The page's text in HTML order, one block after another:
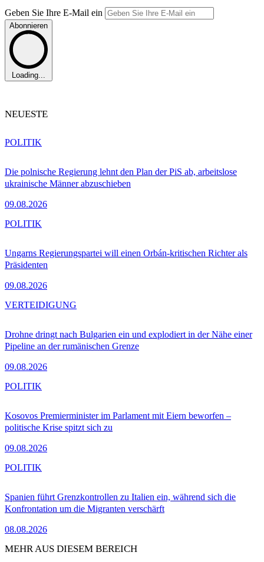
Geben Sie Ihre E-Mail ein
Abonnieren
Loading...
NEUESTE
Die polnische Regierung lehnt den Plan der PiS ab, arbeitslose
ukrainische Männer abzuschieben
09.08.2026
POLITIK
Ungarns Regierungspartei will einen Orbán-kritischen Richter als
Präsidenten
09.08.2026
POLITIK
Drohne dringt nach Bulgarien ein und explodiert in der Nähe einer
Pipeline an der rumänischen Grenze
09.08.2026
VERTEIDIGUNG
Kosovos Premierminister im Parlament mit Eiern beworfen –
politische Krise spitzt sich zu
09.08.2026
POLITIK
Spanien führt Grenzkontrollen zu Italien ein, während sich die
Konfrontation um die Migranten verschärft
08.08.2026
POLITIK
MEHR AUS DIESEM BEREICH